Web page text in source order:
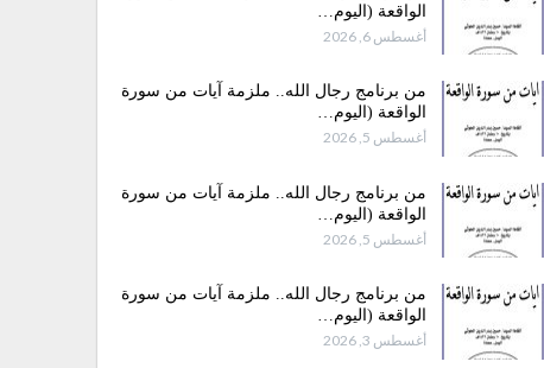
الواقعة (اليوم…
أغسطس 6, 2026
من برنامج رجال الله.. ملزمة آيات من سورة
الواقعة (اليوم…
أغسطس 5, 2026
من برنامج رجال الله.. ملزمة آيات من سورة
الواقعة (اليوم…
أغسطس 5, 2026
من برنامج رجال الله.. ملزمة آيات من سورة
الواقعة (اليوم…
أغسطس 3, 2026